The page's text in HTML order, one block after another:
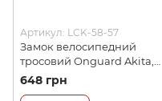
Артикул: LCK-58-57
Замок велосипедний
тросовий Onguard Akita,
на ключі, 185см х 12мм,
Black (LCK-58-57)
648 грн